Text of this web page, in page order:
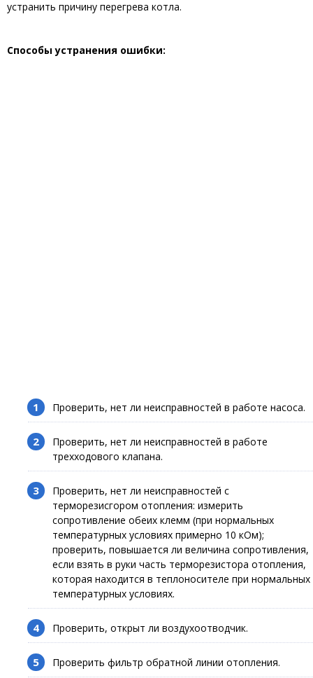
устранить причину перегрева котла.
Способы устранения ошибки:
Проверить, нет ли неисправностей в работе насоса.
Проверить, нет ли неисправностей в работе
трехходового клапана.
Проверить, нет ли неисправностей с
терморезисгором отопления: измерить
сопротивление обеих клемм (при нормальных
температурных условиях примерно 10 кОм);
проверить, повышается ли величина сопротивления,
если взять в руки часть терморезистора отопления,
которая находится в теплоносителе при нормальных
температурных условиях.
Проверить, открыт ли воздухоотводчик.
Проверить фильтр обратной линии отопления.